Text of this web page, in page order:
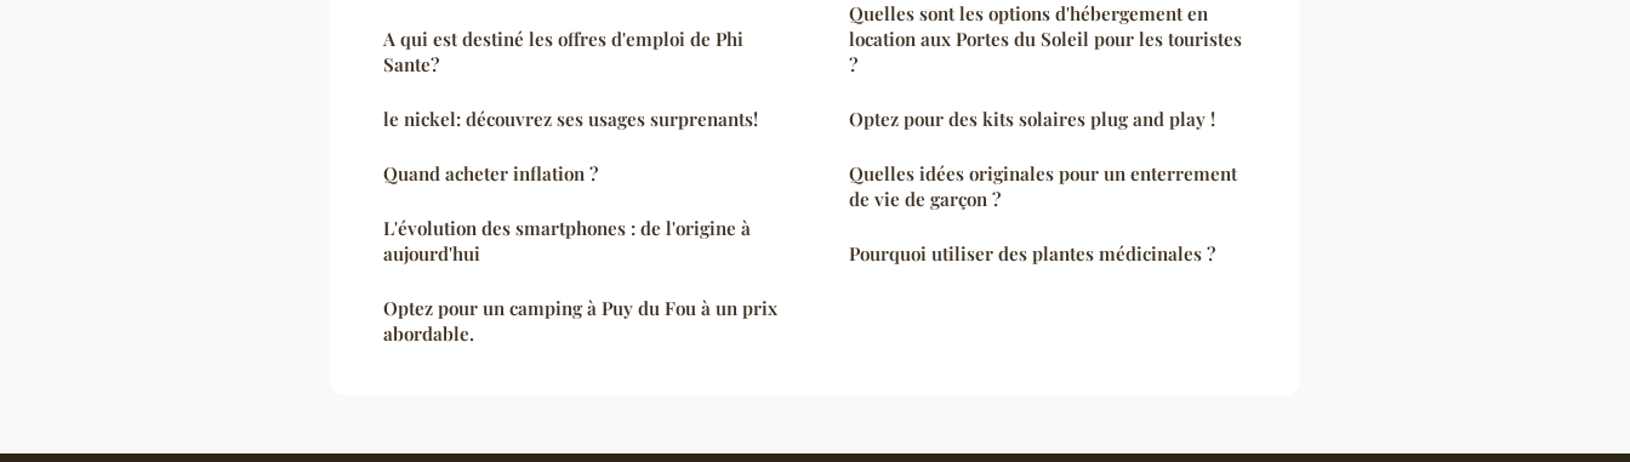
A qui est destiné les offres d'emploi de Phi
Sante?
le nickel: découvrez ses usages surprenants!
Quand acheter inflation ?
L'évolution des smartphones : de l'origine à
aujourd'hui
Optez pour un camping à Puy du Fou à un prix
abordable.
Quelles sont les options d'hébergement en
location aux Portes du Soleil pour les touristes
?
Optez pour des kits solaires plug and play !
Quelles idées originales pour un enterrement
de vie de garçon ?
Pourquoi utiliser des plantes médicinales ?